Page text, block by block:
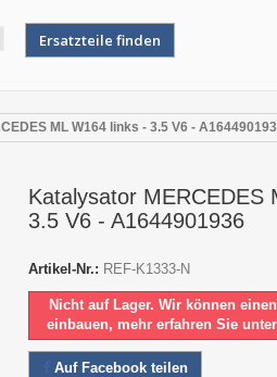
ML W164 links - 3.5 V6 -
Katalysator MERCEDES
3.5 V6 - A1644901936
Artikel-Nr.: REF-K1333-N
Nicht auf Lager. Wir können
einbauen, mehr erfahren Sie unter
Auf Facebook teilen